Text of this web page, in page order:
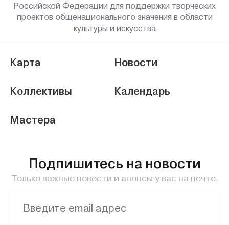
Российской Федерации для поддержки творческих
проектов общенационального значения в области
культуры и искусства
Карта
Коллективы
Мастера
Новости
Календарь
Подпишитесь на новости
Только важные новости и анонсы у вас на почте.